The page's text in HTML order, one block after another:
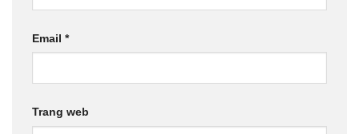
Email *
Trang web